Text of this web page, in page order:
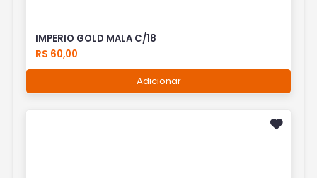
IMPERIO GOLD MALA C/18
R$ 60,00
Adicionar